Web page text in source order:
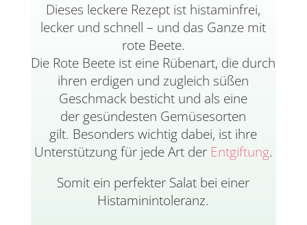
Dieses leckere Rezept ist histaminfrei,
lecker und schnell – und das Ganze mit
rote Beete.
Die Rote Beete ist eine Rübenart, die durch
ihren erdigen und zugleich süßen
Geschmack besticht und als eine
der gesündesten Gemüsesorten
gilt. Besonders wichtig dabei, ist ihre
Unterstützung für jede Art der Entgiftung.
Somit ein perfekter Salat bei einer
Histaminintoleranz.